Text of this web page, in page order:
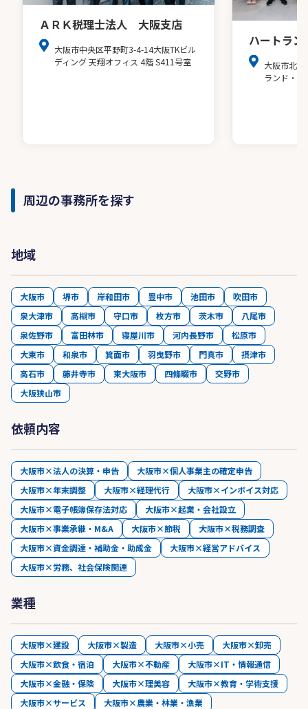
ＡＲＫ税理士法人 大阪支店
大阪市中央区平野町3-4-14大阪TKビル
ディング 天翔オフィス 4階 S411号室
ハートラ
大阪市北
ランド・
周辺の事務所を探す
地域
大阪市 堺市 岸和田市 豊中市 池田市
吹田市
泉大津市
高槻市 守口市 枚方市 茨木市
八尾市
泉佐野市
富田林市 寝屋川市 河内長野市
松原市
大東市
和泉市 箕面市 羽曳野市 門真市
摂津市
高石市
藤井寺市 東大阪市 四條畷市
交野市
大阪狭山市
依頼内容
大阪市×法人の決算・申告
大阪市×個人事業主の確定申告
大阪市×年末調整
大阪市×経理代行
大阪市×インボイス対応
大阪市×電子帳簿保存法対応
大阪市×起業・会社設立
大阪市×事業承継・M&A
大阪市×節税
大阪市×税務調査
大阪市×資金調達・補助金・助成金
大阪市×経営アドバイス
大阪市×労務、社会保険関連
業種
大阪市×建設 大阪市×製造 大阪市×小売
大阪市×卸売
大阪市×飲食・宿泊
大阪市×不動産
大阪市×IT・情報通信
大阪市×金融・保険
大阪市×理美容
大阪市×教育・学術支援
大阪市×サービス
大阪市×農業・林業・漁業